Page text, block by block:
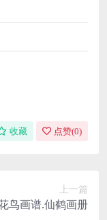
收藏 点赞(0)
上一篇
鸟画谱.仙鹤画册